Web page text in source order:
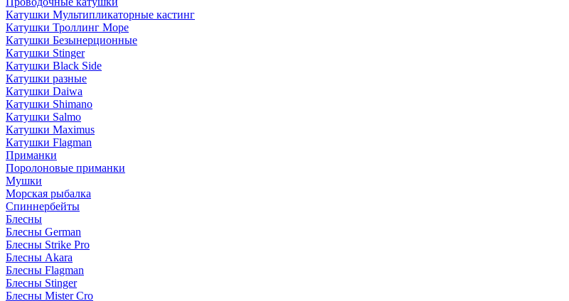
Катушки Мультипликаторные кастинг
Катушки Троллинг Море
Катушки Безынерционные
Катушки Stinger
Катушки Black Side
Катушки разные
Катушки Daiwa
Катушки Shimano
Катушки Salmo
Катушки Maximus
Катушки Flagman
Приманки
Поролоновые приманки
Мушки
Морская рыбалка
Спиннербейты
Блесны
Блесны German
Блесны Strike Pro
Блесны Akara
Блесны Flagman
Блесны Stinger
Блесны Mister Cro